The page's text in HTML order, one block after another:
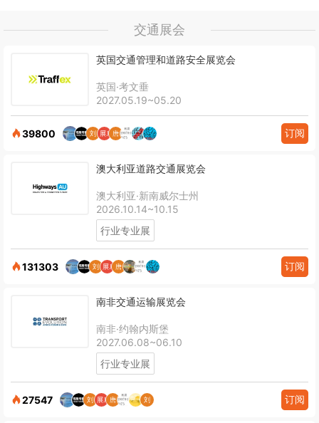
交通展会
英国交通管理和道路安全展览会
英国·考文垂
2027.05.19~05.20
39800 订阅
澳大利亚道路交通展览会
澳大利亚·新南威尔士州
2026.10.14~10.15
行业专业展
131303 订阅
南非交通运输展览会
南非·约翰内斯堡
2027.06.08~06.10
行业专业展
27547 订阅